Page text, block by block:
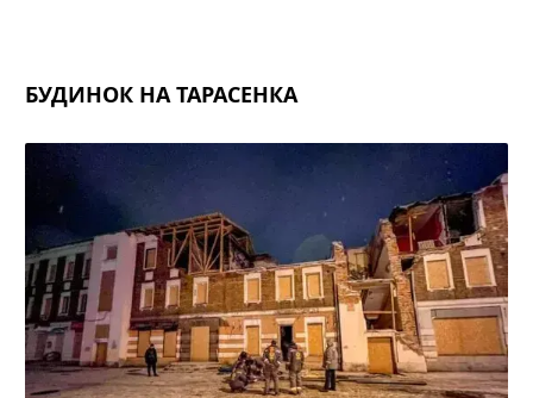
БУДИНОК НА ТАРАСЕНКА